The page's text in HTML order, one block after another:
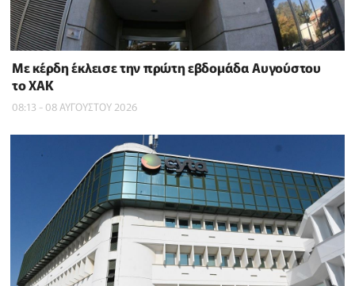
Με κέρδη έκλεισε την πρώτη εβδομάδα Αυγούστου
το ΧΑΚ
08:13 - 08 ΑΥΓΟΥΣΤΟΥ 2026